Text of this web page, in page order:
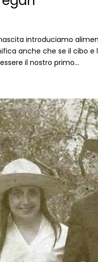
introduciamo
anche che se il cibo
il nostro primo...